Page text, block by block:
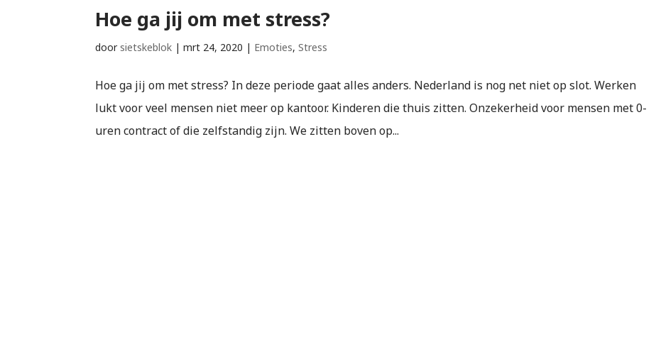
Hoe ga jij om met stress?
doorsietskeblok |mrt 24, 2020 | Emoties,Stress
Hoe ga jij om met stress? In deze periode gaat alles anders. Nederland is nog net niet op slot. Werken
lukt voor veel mensen niet meer op kantoor. Kinderen die thuis zitten. Onzekerheid voor mensen met 0-
uren contract of die zelfstandig zijn. We zitten boven op...